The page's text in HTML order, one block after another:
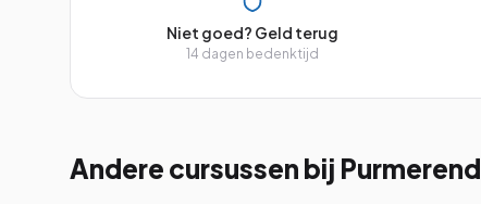
Niet goed? Geld terug
14 dagen bedenktijd
Andere cursussen bij Purmerend